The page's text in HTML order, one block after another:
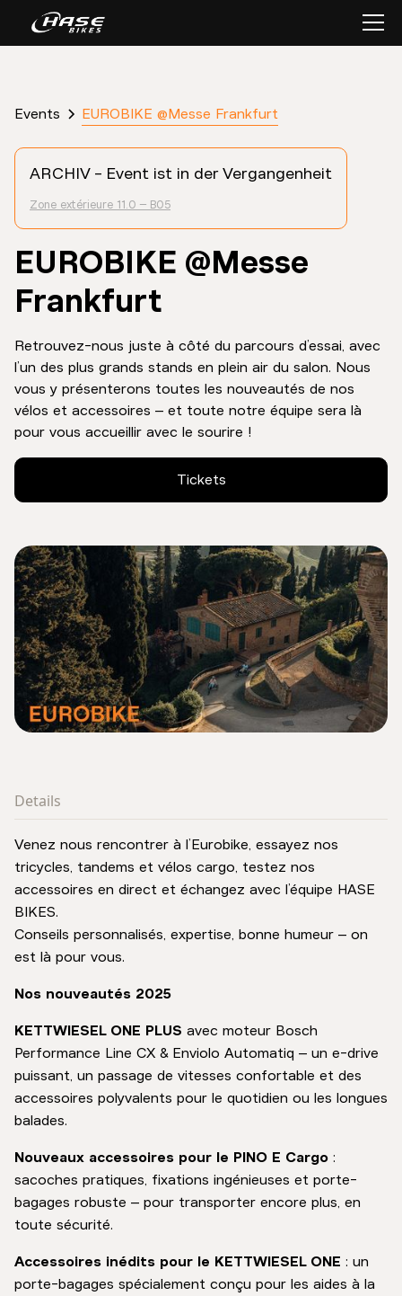
Events EUROBIKE @Messe Frankfurt
ARCHIV - Event ist in der Vergangenheit
Zone extérieure 11.0 – B05
EUROBIKE @Messe
Frankfurt
Retrouvez-nous juste à côté du parcours d’essai, avec
l’un des plus grands stands en plein air du salon. Nous
vous y présenterons toutes les nouveautés de nos
vélos et accessoires – et toute notre équipe sera là
pour vous accueillir avec le sourire !
Tickets
Details
Venez nous rencontrer à l’Eurobike, essayez nos
tricycles, tandems et vélos cargo, testez nos
accessoires en direct et échangez avec l’équipe HASE
BIKES.
Conseils personnalisés, expertise, bonne humeur – on
est là pour vous.
Nos nouveautés 2025
KETTWIESEL ONE PLUS avec moteur Bosch
Performance Line CX & Enviolo Automatiq – un e-drive
puissant, un passage de vitesses confortable et des
accessoires polyvalents pour le quotidien ou les longues
balades.
Nouveaux accessoires pour le PINO E Cargo :
sacoches pratiques, fixations ingénieuses et porte-
bagages robuste – pour transporter encore plus, en
toute sécurité.
Accessoires inédits pour le KETTWIESEL ONE : un
porte-bagages spécialement conçu pour les aides à la